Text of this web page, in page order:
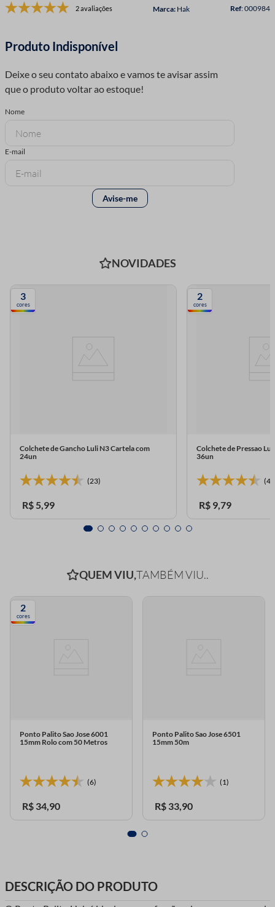
2 avaliações Hak :000984
NOVIDADES
3
cores
Colchete de Gancho Luli N3 Cartela com
24un
(23)
R$ 5,99
2
cores
Colchete de Pressao
36un
(4)
R$ 9,79
QUEM VIU,TAMBÉM VIU..
2
cores
Ponto Palito Sao Jose 6001
15mm Rolo com 50 Metros
(6)
R$ 34,90
Ponto Palito Sao Jose 6501
15mm 50m
(1)
R$ 33,90
DESCRIÇÃO DO PRODUTO